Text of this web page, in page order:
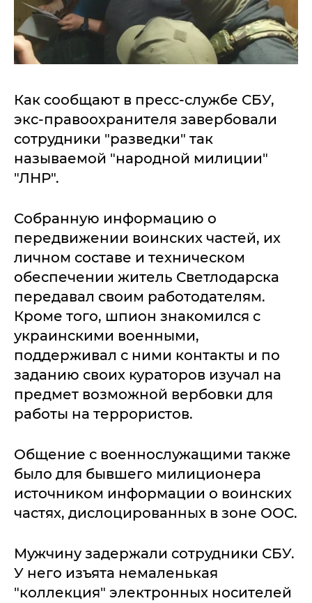
Как сообщают в пресс-службе СБУ,
экс-правоохранителя завербовали
сотрудники "разведки" так
называемой "народной милиции"
"ЛНР".
Собранную информацию о
передвижении воинских частей, их
личном составе и техническом
обеспечении житель Светлодарска
передавал своим работодателям.
Кроме того, шпион знакомился с
украинскими военными,
поддерживал с ними контакты и по
заданию своих кураторов изучал на
предмет возможной вербовки для
работы на террористов.
Общение с военнослужащими также
было для бывшего милиционера
источником информации о воинских
частях, дислоцированных в зоне ООС.
Мужчину задержали сотрудники СБУ.
У него изъята немаленькая
"коллекция" электронных носителей